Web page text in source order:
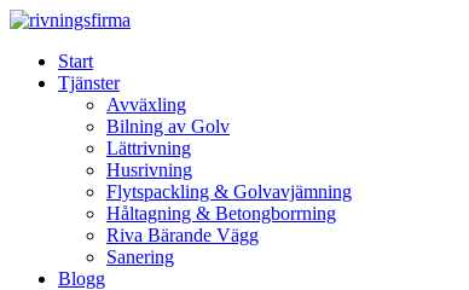
Skip
contentStart
Tjänster
Avväxling
Bilning av Golv
Lättrivning
Husrivning
Flytspackling & Golvavjämning
Håltagning & Betongborrning
Riva Bärande Vägg
Sanering
Blogg